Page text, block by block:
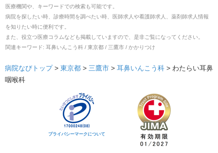
医療機関や、キーワードでの検索も可能です。
病院を探したい時、診療時間を調べたい時、医師求人や看護師求人、薬剤師求人情報
を知りたい時に便利です。
また、役立つ医療コラムなども掲載していますので、是非ご覧になってください。
関連キーワード: 耳鼻いんこう科 / 東京都 / 三鷹市 / かかりつけ
病院なびトップ > 東京都 > 三鷹市 > 耳鼻いんこう科 > わたらい耳鼻
咽喉科
プライバシーマークについて